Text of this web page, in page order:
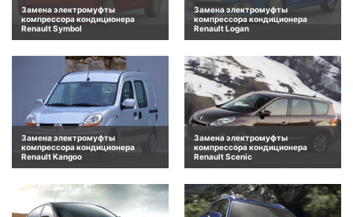
Замена электромуфты
компрессора кондиционера
Renault Symbol
Замена электромуфты
компрессора кондиционера
Renault Logan
Замена электромуфты
компрессора кондиционера
Renault Kangoo
Замена электромуфты
компрессора кондиционера
Renault Scenic